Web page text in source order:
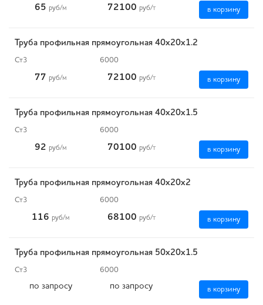
65 руб/м 72100 руб/т в корзину
Труба профильная прямоугольная 40х20х1.2
Ст3 6000
77 руб/м 72100 руб/т в корзину
Труба профильная прямоугольная 40х20х1.5
Ст3 6000
92 руб/м 70100 руб/т в корзину
Труба профильная прямоугольная 40х20х2
Ст3 6000
116 руб/м 68100 руб/т в корзину
Труба профильная прямоугольная 50х20х1.5
Ст3 6000
по запросу по запросу в корзину